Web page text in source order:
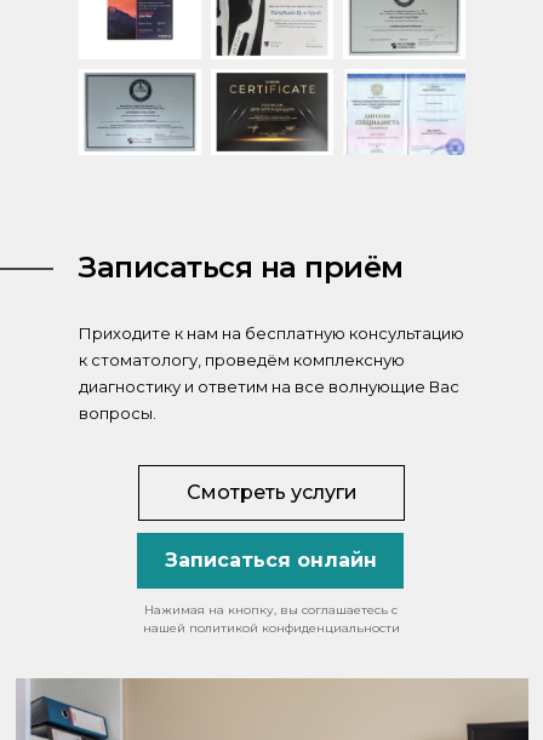
Приходите к нам на бесплатную консультацию
к стоматологу, проведём комплексную
диагностику и ответим на все волнующие Вас
вопросы.
Записаться на приём
Записаться онлайн
Смотреть услуги
Нажимая на кнопку, вы соглашаетесь с
нашей политикой конфиденциальности